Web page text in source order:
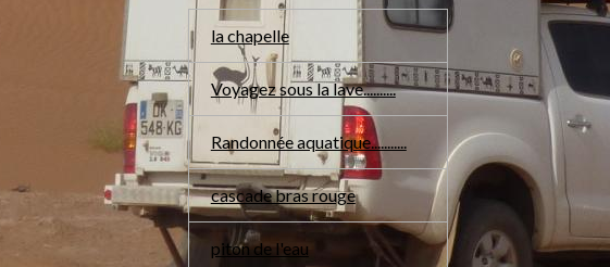
la chapelle
Voyagez sous la lave..........
Randonnée aquatique...........
cascade bras rouge
piton de l'eau